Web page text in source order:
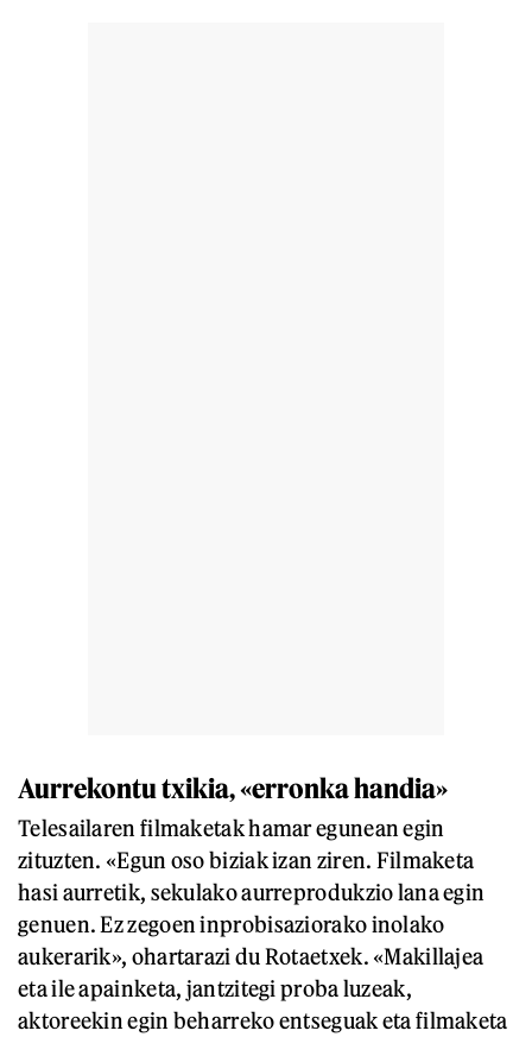
Aurrekontu txikia, «erronka handia»
Telesailaren filmaketak hamar egunean egin
zituzten. «Egun oso biziak izan ziren. Filmaketa
hasi aurretik, sekulako aurreprodukzio lana egin
genuen. Ez zegoen inprobisaziorako inolako
aukerarik», ohartarazi du Rotaetxek. «Makillajea
eta ile apainketa, jantzitegi proba luzeak,
aktoreekin egin beharreko entseguak eta filmaketa